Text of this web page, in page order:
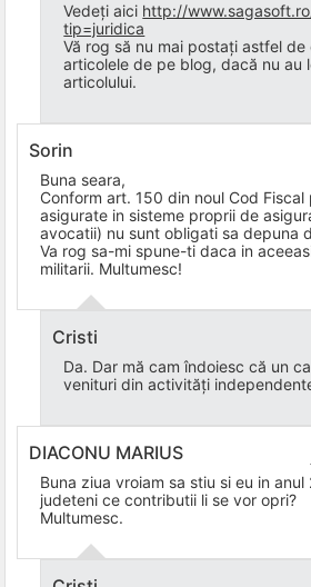
Vedeți aici http://
tip=juridica
Vă rog să nu mai postați astfel
articolele de pe blog, dacă nu au
articolului.
Sorin
Buna seara,
Conform art. 150 din noul Cod
asigurate in sisteme proprii de
avocatii) nu sunt obligati sa depuna
Va rog sa-mi spune-ti daca in
militarii. Multumesc!
Cristi
Da. Dar mă cam îndoiesc că un
venituri din activități
DIACONU MARIUS
Buna ziua vroiam sa stiu si eu in
judeteni ce contributii li se vor opri?
Multumesc.